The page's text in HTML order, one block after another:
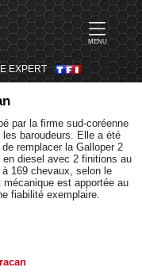
MENU
EXPERT
par la firme sud-coréenne
baroudeurs. Elle a été
remplacer la Galloper 2
diesel avec 2 finitions au
169 chevaux, selon le
est apportée au
fiabilité exemplaire.